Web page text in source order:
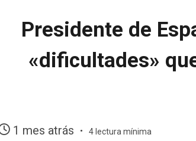
Presidente de
«dificultades»
1 mes atrás 4 lectura mínima